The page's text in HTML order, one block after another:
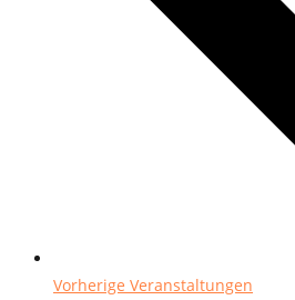
Vorherige Veranstaltungen